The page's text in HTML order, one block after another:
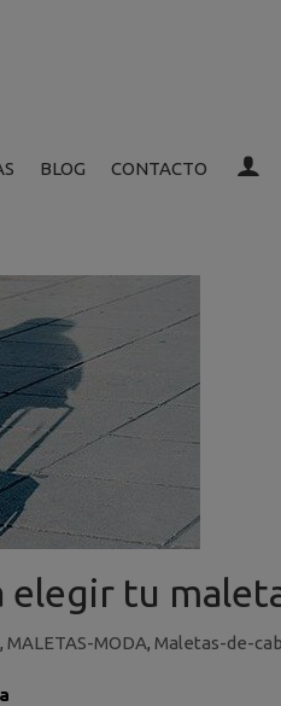
BLOG CONTACTO
elegir tu
, MALETAS-MODA, Maletas-de-